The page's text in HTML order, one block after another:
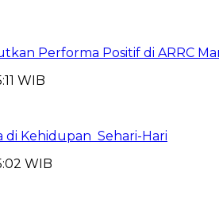
Performa Positif di ARRC
WIB
di Kehidupan Sehari-Hari
WIB